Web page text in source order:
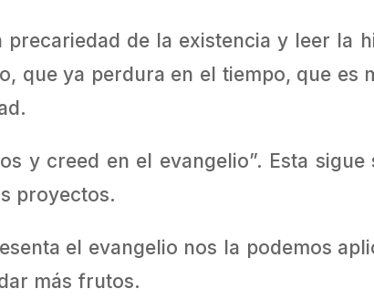
de la existencia y leer la
que ya perdura en el tiempo, que es
y creed en el evangelio”. Esta sigue
proyectos.
el evangelio nos la podemos
más frutos.